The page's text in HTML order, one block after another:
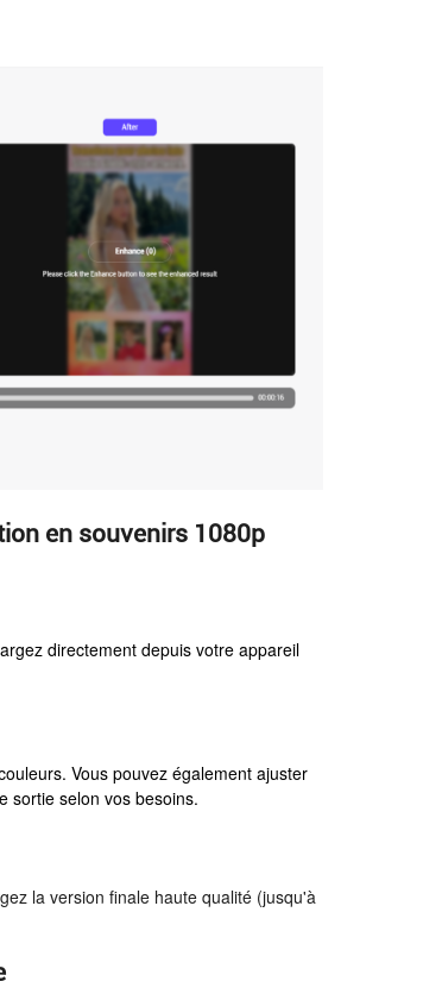
en souvenirs 1080p
directement depuis votre appareil
Vous pouvez également ajuster
sortie selon vos besoins.
la version finale haute qualité (jusqu'à